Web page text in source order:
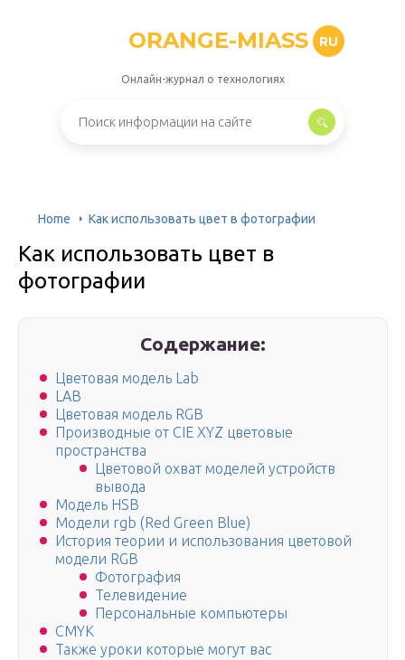
ORANGE-MIASS RU
Онлайн-журнал о технологиях
Home Как использовать цвет в фотографии
Как использовать цвет в
фотографии
Содержание:
Цветовая модель Lab
LAB
Цветовая модель RGB
Производные от CIE XYZ цветовые
пространства
Цветовой охват моделей устройств
вывода
Модель HSB
Модели rgb (Red Green Blue)
История теории и использования цветовой
модели RGB
Фотография
Телевидение
Персональные компьютеры
CMYK
Также уроки которые могут вас